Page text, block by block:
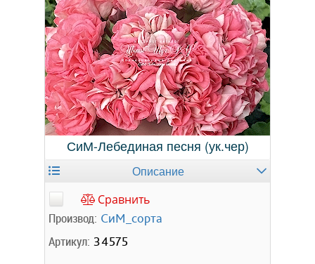
СиМ-Лебединая песня (ук.чер)
Описание
Сравнить
Производ: СиМ_сорта
Артикул: 34575